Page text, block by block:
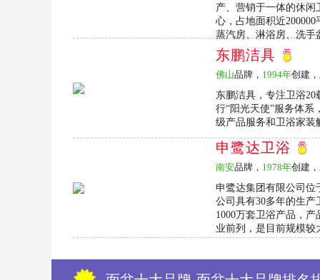
产、营销于一体的休
心，占地面积近
蒸汽房、淋浴房、洗手
东鹏洁具
佛山品牌， 1994年创建
东鹏洁具，专注卫浴
行“阳光天使”服务体系
级产品服务和卫浴家装
申鹭达卫浴
南安品牌， 1978年创建
申鹭达集团有限公司
公司具有30多年的生
1000万套卫浴产品，
业前列，是目前规模